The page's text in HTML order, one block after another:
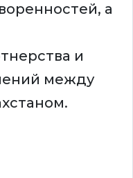
а
и
между